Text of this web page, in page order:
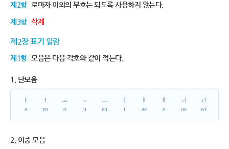
제2항 로마자 이외의 부호는 되도록 사용하지 않는다.
제3항 삭제
제2장 표기 일람
제1항 모음은 다음 각호와 같이 적는다.
1. 단모음
ㅏ
a
ㅓ
eo
ㅗ
o
ㅜ
u
ㅡ
eu
i
ㅐ
ae
ㅔ
e
ㅚ
oe
ㅟ
wi
2. 이중 모음